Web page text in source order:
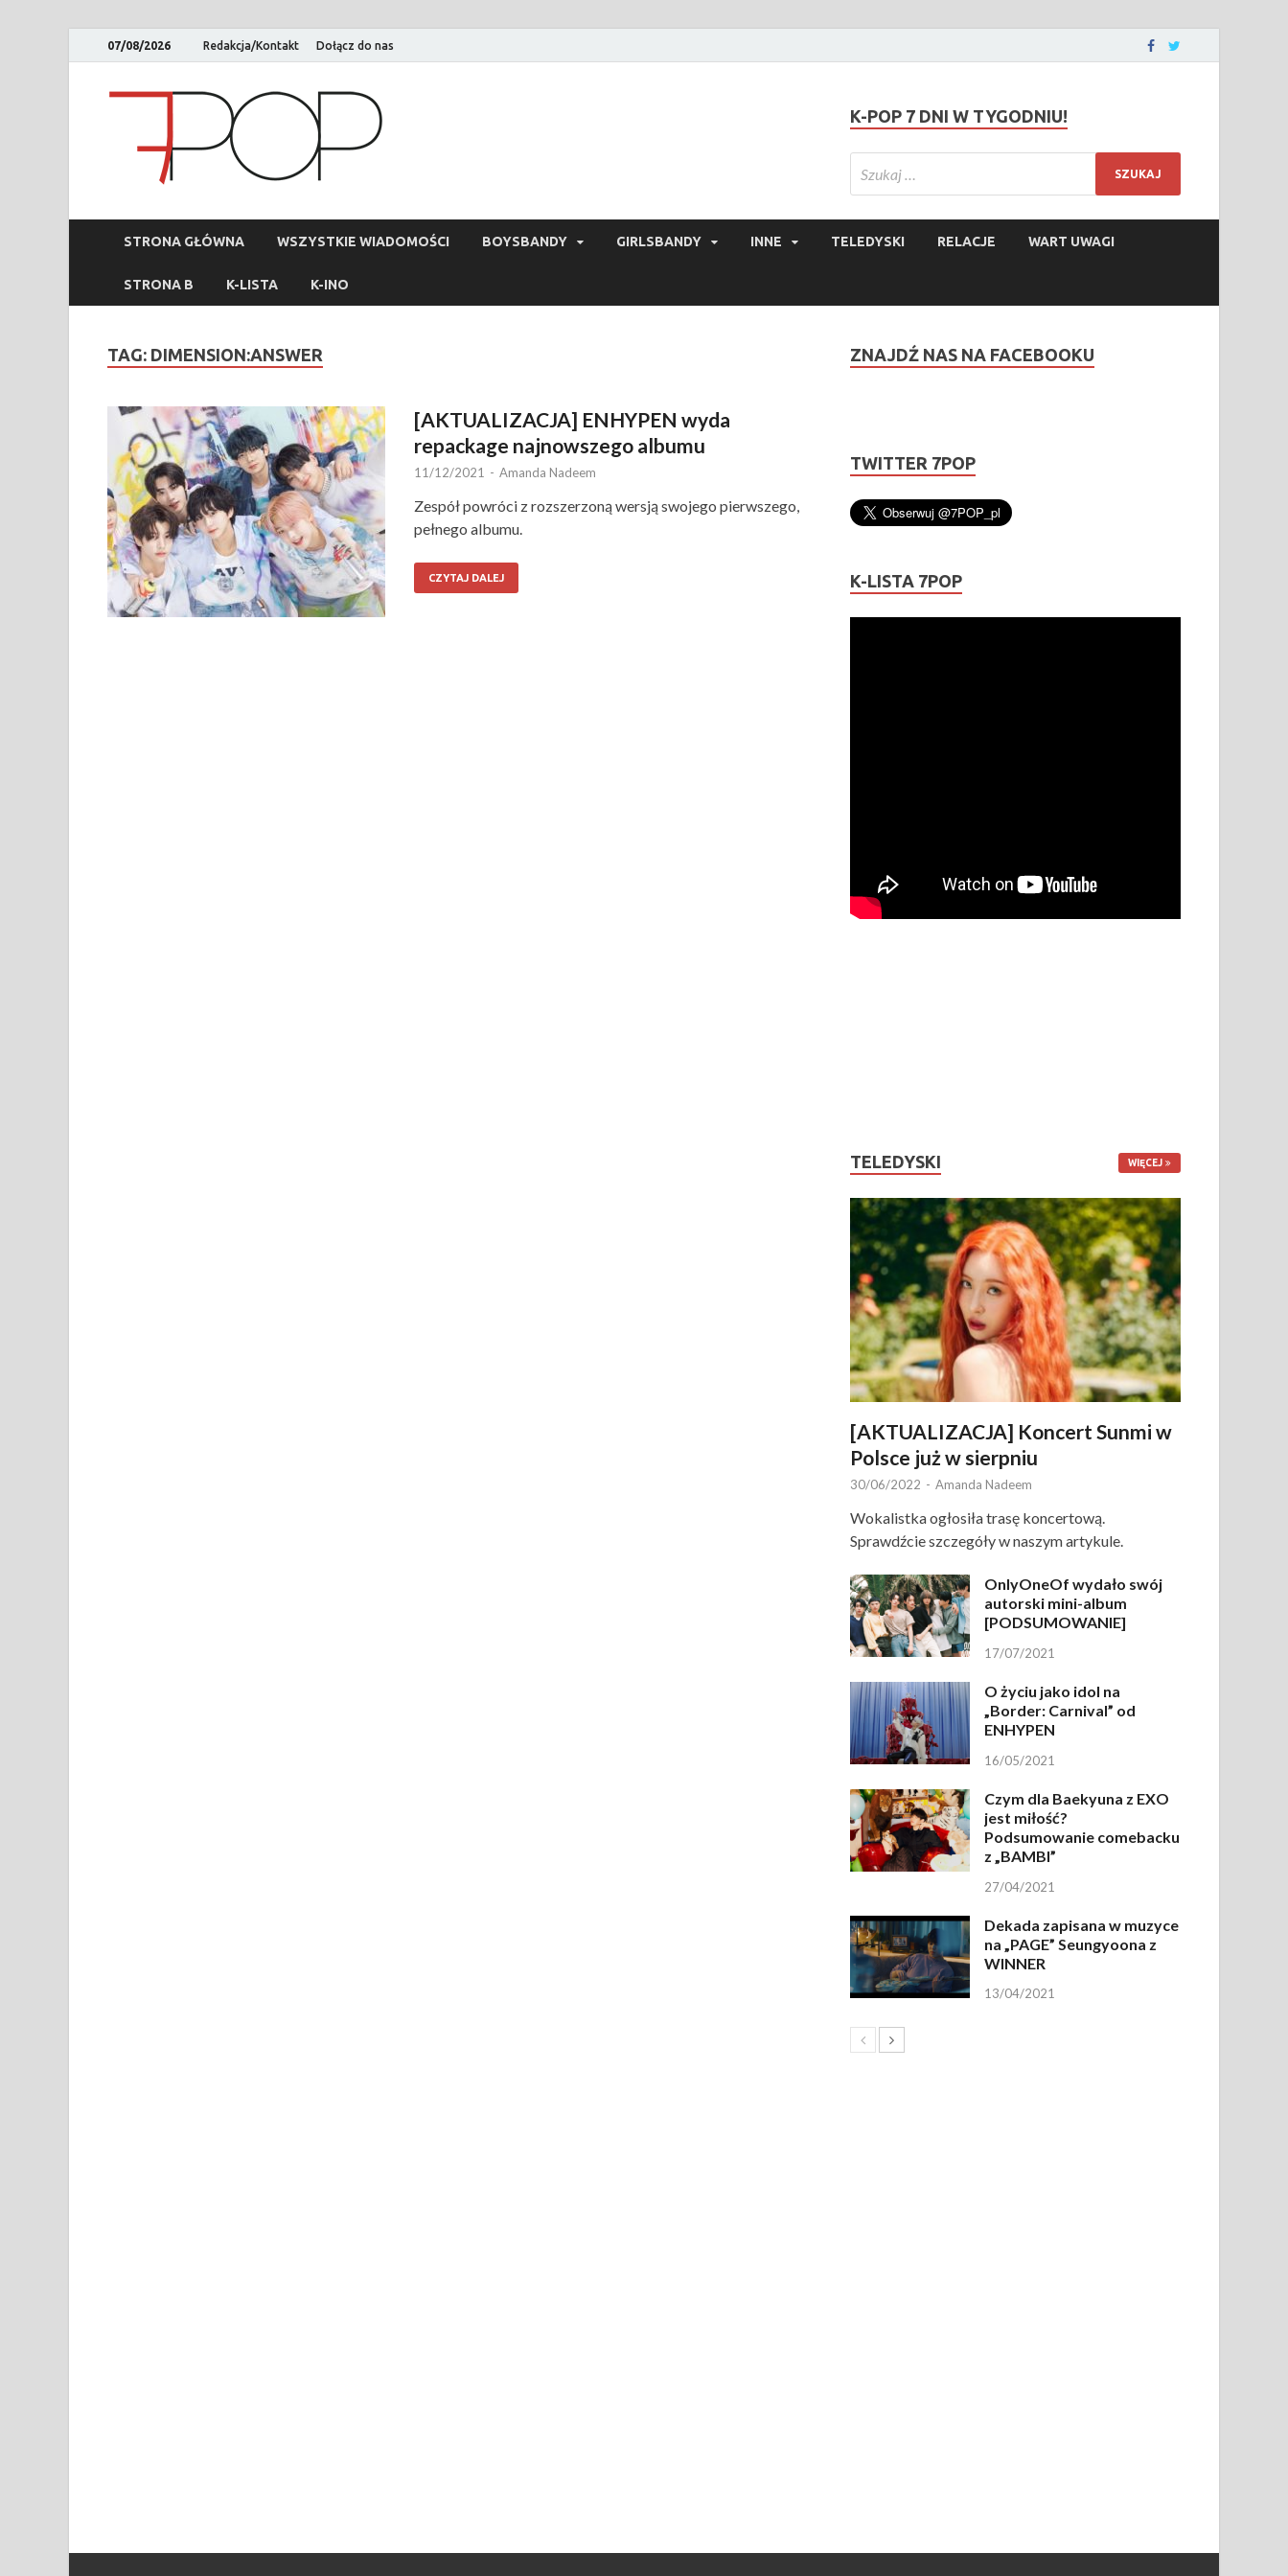
07/08/2026 Redakcja/Kontakt Dołącz do nas
K-POP 7 DNI W TYGODNIU!
STRONA GŁÓWNA WSZYSTKIE WIADOMOŚCI BOYSBANDY GIRLSBANDY INNE TELEDYSKI RELACJE WART UWAGI
STRONA B K-LISTA K-INO
TAG: DIMENSION:ANSWER
[AKTUALIZACJA] ENHYPEN wyda
repackage najnowszego albumu
11/12/2021 - Amanda Nadeem
Zespół powróci z rozszerzoną wersją swojego pierwszego,
pełnego albumu.
CZYTAJ DALEJ
ZNAJDŹ NAS NA FACEBOOKU
TWITTER 7POP
K-LISTA 7POP
TELEDYSKI WIĘCEJ
[AKTUALIZACJA] Koncert Sunmi w
Polsce już w sierpniu
30/06/2022 - Amanda Nadeem
Wokalistka ogłosiła trasę koncertową.
Sprawdźcie szczegóły w naszym artykule.
OnlyOneOf wydało swój
autorski mini-album
[PODSUMOWANIE]
17/07/2021
O życiu jako idol na
„Border: Carnival” od
ENHYPEN
16/05/2021
Czym dla Baekyuna z EXO
jest miłość?
Podsumowanie comebacku
z „BAMBI”
27/04/2021
Dekada zapisana w muzyce
na „PAGE” Seungyoona z
WINNER
13/04/2021